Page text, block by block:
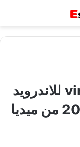
تحميل تطبيق viralo app للاندرويد
وللايفون اخر اصدار 2025 من ميديا